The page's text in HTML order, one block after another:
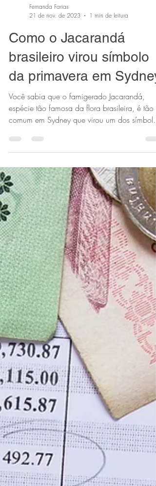
Fernanda Farias
21 de nov. de 2023
1 min de leitura
Como o Jacarandá
brasileiro virou símbolo
da primavera em Sydney
Você sabia que o famigerado Jacarandá,
espécie tão famosa da flora brasileira, é tão